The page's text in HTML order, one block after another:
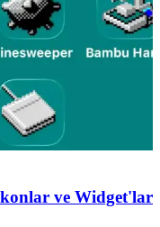
ve Widget'lar